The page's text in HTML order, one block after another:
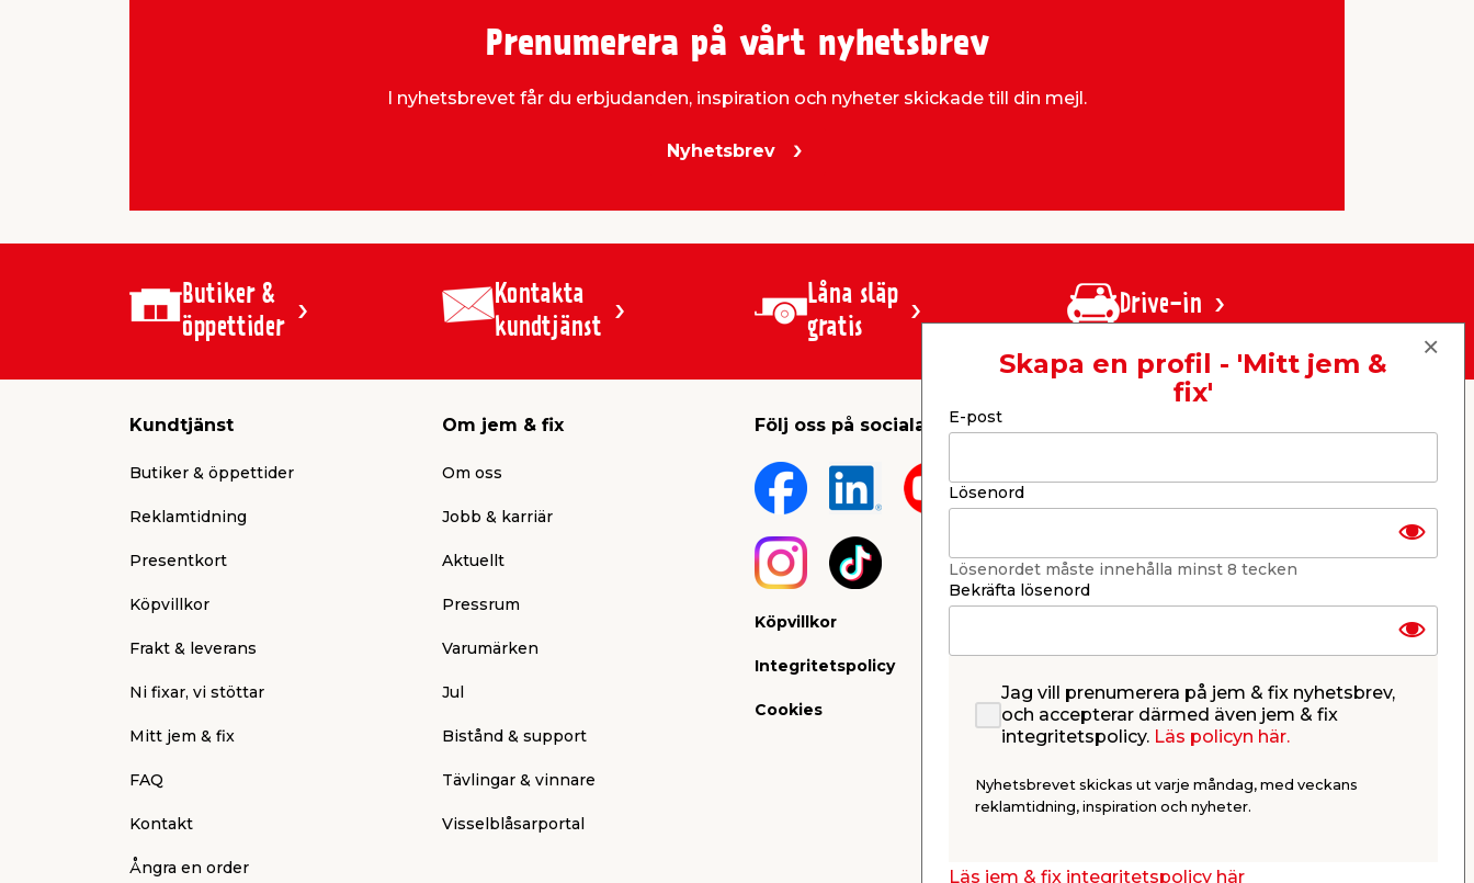
Prenumerera på vårt nyhetsbrev
I nyhetsbrevet får du erbjudanden, inspiration och nyheter skickade till din mejl.
Nyhetsbrev
Butiker &
öppettider
Kontakta
kundtjänst
Låna släp
gratis
Drive-in
Kundtjänst
Butiker & öppettider
Reklamtidning
Presentkort
Köpvillkor
Frakt & leverans
Ni fixar, vi stöttar
Mitt jem & fix
FAQ
Kontakt
Ångra en order
Om jem & fix
Om oss
Jobb & karriär
Aktuellt
Pressrum
Varumärken
Jul
Bistånd & support
Tävlingar & vinnare
Visselblåsarportal
Följ oss på sociala medier
Köpvillkor
Integritetspolicy
Cookies
Läs mer om Trygg e-handel här.
Skapa en profil - 'Mitt jem &
fix'
E-post
Lösenord
Lösenordet måste innehålla minst 8 tecken
Bekräfta lösenord
Jag vill prenumerera på jem & fix nyhetsbrev,
och accepterar därmed även jem & fix
integritetspolicy. Läs policyn här.
Nyhetsbrevet skickas ut varje måndag, med veckans
reklamtidning, inspiration och nyheter.
Läs jem & fix integritetspolicy här